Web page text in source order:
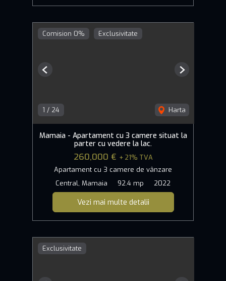
Comision 0% Exclusivitate
1 / 24 Harta
Previous Next
Mamaia - Apartament cu 3 camere situat la
parter cu vedere la lac.
260,000 € + 21% TVA
Apartament cu 3 camere de vânzare
Central, Mamaia
92.4 mp 2022
Vezi mai multe detalii
Exclusivitate